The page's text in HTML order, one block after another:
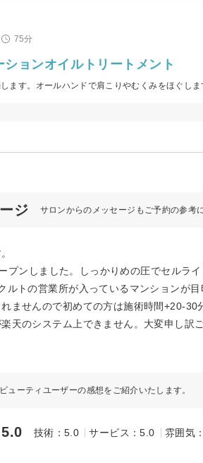
75分
ションオイルトリートメント
ます。オールハンドで肩こりやむくみをほぐしま
ジ サロンからのメッセージもご予約の参考に
ンしました。しっかりめの圧でセルラ
トの営業所が入っているマンションが目
せんので初めての方は施術時間+20-30
のシステム上できません。大変申し訳ご
ューティユーザーの感想をご紹介いたします。
5.0 技術：5.0 サービス：5.0 雰囲気